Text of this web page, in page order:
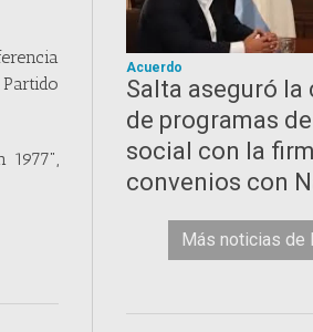
1977",
Acuerdo
Salta aseguró
de programas
social con la
convenios con
Más noticias de